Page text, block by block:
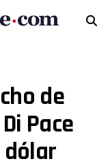
de
Pace
dólar